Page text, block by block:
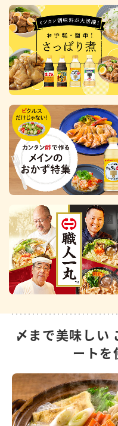
〆まで美味しい
ートを